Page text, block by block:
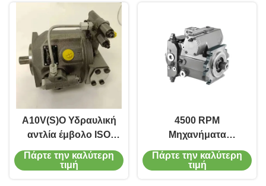
κατασκευής
A10V(S)O Υδραυλική
αντλία έμβολο ISO
3300 στροφές / λεπτό
Χρήση μηχανών
Πάρτε την καλύτερη
τιμή
4500 RPM
Μηχανήματα
κατασκευής αντλία
έμβολο Rexroth
Πάρτε την καλύτερη
τιμή